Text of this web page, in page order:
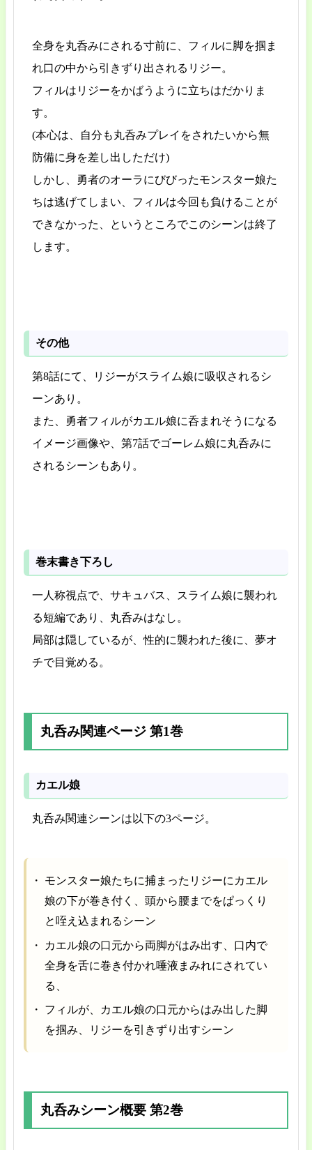
全身を丸呑みにされる寸前に、フィルに脚を掴ま
れ口の中から引きずり出されるリジー。
フィルはリジーをかばうように立ちはだかりま
す。
(本心は、自分も丸呑みプレイをされたいから無
防備に身を差し出しただけ)
しかし、勇者のオーラにびびったモンスター娘た
ちは逃げてしまい、フィルは今回も負けることが
できなかった、というところでこのシーンは終了
します。
その他
第8話にて、リジーがスライム娘に吸収されるシ
ーンあり。
また、勇者フィルがカエル娘に呑まれそうになる
イメージ画像や、第7話でゴーレム娘に丸呑みに
されるシーンもあり。
巻末書き下ろし
一人称視点で、サキュバス、スライム娘に襲われ
る短編であり、丸呑みはなし。
局部は隠しているが、性的に襲われた後に、夢オ
チで目覚める。
丸呑み関連ページ 第1巻
カエル娘
丸呑み関連シーンは以下の3ページ。
モンスター娘たちに捕まったリジーにカエル
娘の下が巻き付く、頭から腰までをぱっくり
と咥え込まれるシーン
カエル娘の口元から両脚がはみ出す、口内で
全身を舌に巻き付かれ唾液まみれにされてい
る、
フィルが、カエル娘の口元からはみ出した脚
を掴み、リジーを引きずり出すシーン
丸呑みシーン概要 第2巻